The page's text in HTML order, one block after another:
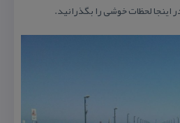
اینجا لحظات خوشی را بگذرانید.